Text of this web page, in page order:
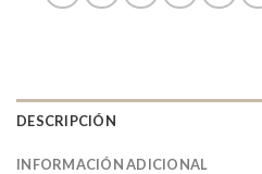
DESCRIPCIÓN
INFORMACIÓN ADICIONAL